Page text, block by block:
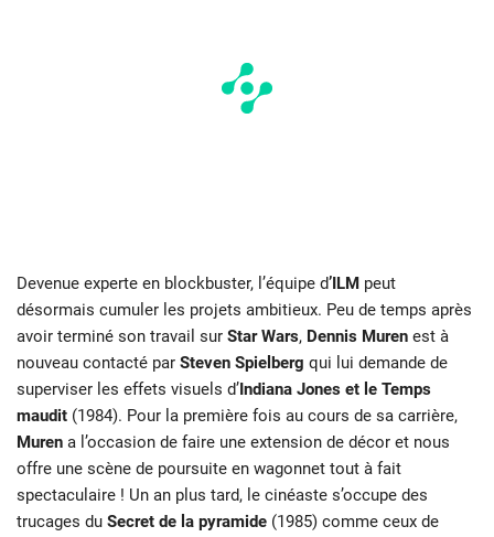
Devenue experte en blockbuster, l’équipe d’ILM peut
désormais cumuler les projets ambitieux. Peu de temps après
avoir terminé son travail sur Star Wars, Dennis Muren est à
nouveau contacté par Steven Spielberg qui lui demande de
superviser les effets visuels d’Indiana Jones et le Temps
maudit (1984). Pour la première fois au cours de sa carrière,
Muren a l’occasion de faire une extension de décor et nous
offre une scène de poursuite en wagonnet tout à fait
spectaculaire ! Un an plus tard, le cinéaste s’occupe des
trucages du Secret de la pyramide (1985) comme ceux de